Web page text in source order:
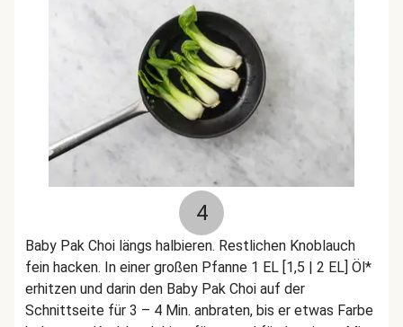
4
Baby Pak Choi längs halbieren. Restlichen Knoblauch
fein hacken. In einer großen Pfanne 1 EL [1,5 | 2 EL] Öl*
erhitzen und darin den Baby Pak Choi auf der
Schnittseite für 3 – 4 Min. anbraten, bis er etwas Farbe